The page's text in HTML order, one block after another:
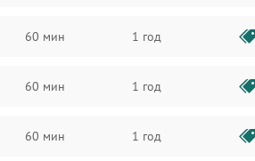
60 мин 1 год
60 мин 1 год
60 мин 1 год